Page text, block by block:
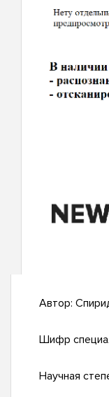
Автор:
Шифр
Научная